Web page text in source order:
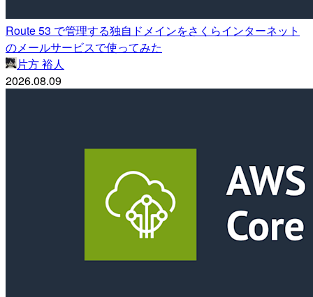
Route 53 で管理する独自ドメインをさくらインターネット
のメールサービスで使ってみた
片方 裕人
2026.08.09